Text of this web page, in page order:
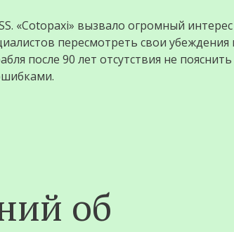
«Cotopaxi» вызвало огромный
пересмотреть свои
после 90 лет отсутствия не пояснить
об